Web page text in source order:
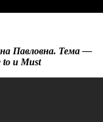
Павловна. Тема —
to и Must